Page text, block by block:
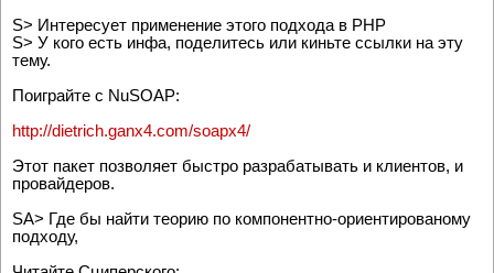
S> Интересует применение этого подхода в PHP
S> У кого есть инфа, поделитесь или киньте ссылки на эту
тему.
Поиграйте с NuSOAP:
http://dietrich.ganx4.com/soapx4/
Этот пакет позволяет быстро разрабатывать и клиентов, и
провайдеров.
SA> Где бы найти теорию по компонентно-ориентированому
подходу,